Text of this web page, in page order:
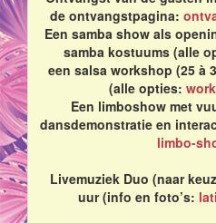
de ontvangstpagina:
Een samba show als
samba kostuums (alle
een salsa workshop (25 à
(alle opties:
Een limboshow met
dansdemonstratie en
limbo-
Livemuziek Duo (naar
uur (info en foto’s: